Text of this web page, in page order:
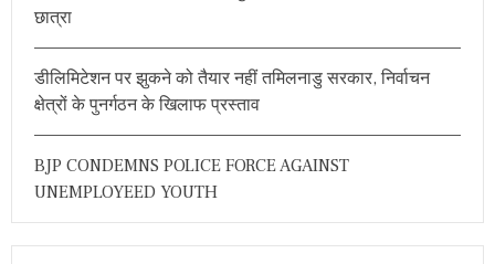
छात्रा
डीलिमिटेशन पर झुकने को तैयार नहीं तमिलनाडु सरकार, निर्वाचन
क्षेत्रों के पुनर्गठन के खिलाफ प्रस्ताव
BJP CONDEMNS POLICE FORCE AGAINST
UNEMPLOYEED YOUTH